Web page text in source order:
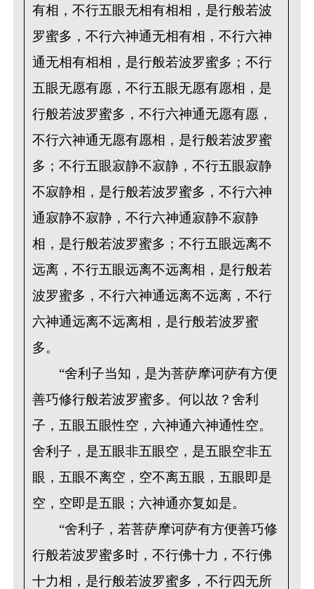
有相，不行五眼无相有相相，是行般若波
罗蜜多，不行六神通无相有相，不行六神
通无相有相相，是行般若波罗蜜多；不行
五眼无愿有愿，不行五眼无愿有愿相，是
行般若波罗蜜多，不行六神通无愿有愿，
不行六神通无愿有愿相，是行般若波罗蜜
多；不行五眼寂静不寂静，不行五眼寂静
不寂静相，是行般若波罗蜜多，不行六神
通寂静不寂静，不行六神通寂静不寂静
相，是行般若波罗蜜多；不行五眼远离不
远离，不行五眼远离不远离相，是行般若
波罗蜜多，不行六神通远离不远离，不行
六神通远离不远离相，是行般若波罗蜜
多。
“舍利子当知，是为菩萨摩诃萨有方便
善巧修行般若波罗蜜多。何以故？舍利
子，五眼五眼性空，六神通六神通性空。
舍利子，是五眼非五眼空，是五眼空非五
眼，五眼不离空，空不离五眼，五眼即是
空，空即是五眼；六神通亦复如是。
“舍利子，若菩萨摩诃萨有方便善巧修
行般若波罗蜜多时，不行佛十力，不行佛
十力相，是行般若波罗蜜多，不行四无所